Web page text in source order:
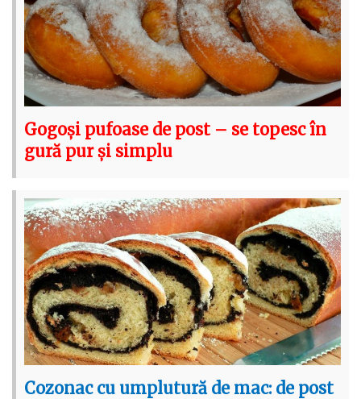
Gogoși pufoase de post – se topesc în
gură pur și simplu
Cozonac cu umplutură de mac: de post